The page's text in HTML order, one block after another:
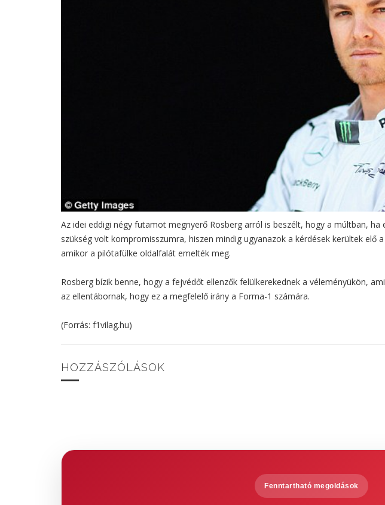
Az idei eddigi négy futamot megnyerő Rosberg arról is beszélt, hogy a múltban,
szükség volt kompromisszumra, hiszen mindig ugyanazok a kérdések kerültek elő
amikor a pilótafülke oldalfalát emelték meg.
Rosberg bízik benne, hogy a fejvédőt ellenzők felülkerekednek a véleményükön,
az ellentábornak, hogy ez a megfelelő irány a Forma-1 számára.
(Forrás: f1vilag.hu)
HOZZÁSZÓLÁSOK
Fenntartható megoldások